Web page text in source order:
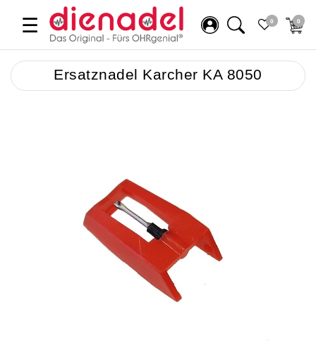
☰ 0 0
Ersatznadel Karcher KA 8050